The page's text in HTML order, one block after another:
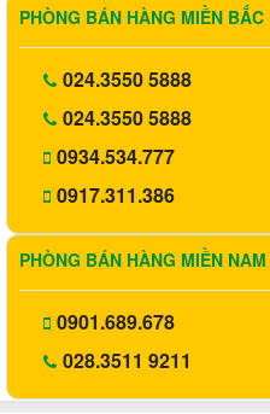
PHÒNG BÁN HÀNG MIỀN BẮC
024.3550 5888
024.3550 5888
0934.534.777
0917.311.386
PHÒNG BÁN HÀNG MIỀN NAM
0901.689.678
028.3511 9211